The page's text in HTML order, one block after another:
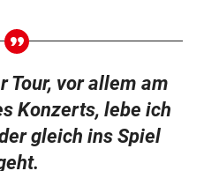
Tour, vor allem am
Konzerts, lebe ich
gleich ins Spiel